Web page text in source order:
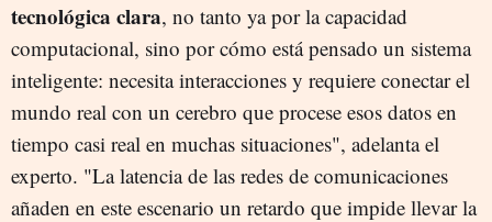
tecnológica clara, no tanto ya por la capacidad
computacional, sino por cómo está pensado un sistema
inteligente: necesita interacciones y requiere conectar el
mundo real con un cerebro que procese esos datos en
tiempo casi real en muchas situaciones", adelanta el
experto. "La latencia de las redes de comunicaciones
añaden en este escenario un retardo que impide llevar la